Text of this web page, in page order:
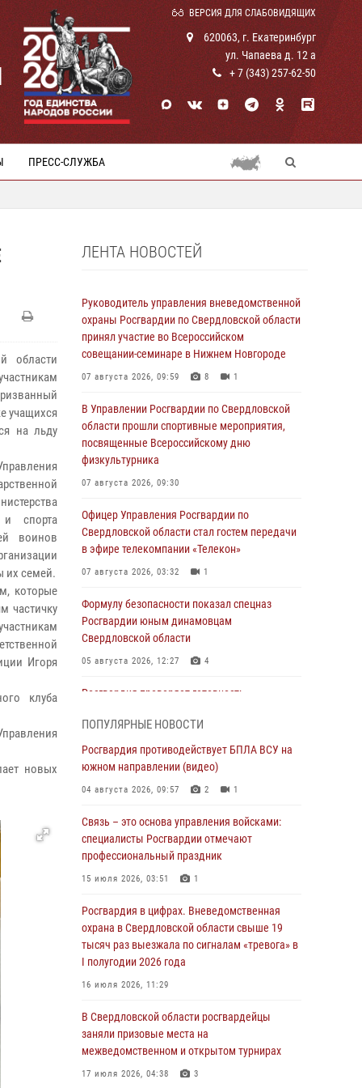
ВЕРСИЯ ДЛЯ СЛАБОВИДЯЩИХ
620063, г. Екатеринбург
ул. Чапаева д. 12 а
+ 7 (343) 257-62-50
ПРЕСС-СЛУЖБА
области
учащихся
на льду
и спорта
воинов
их семей.
которые
частичку
Игоря
клуба
новых
ЛЕНТА НОВОСТЕЙ
Руководитель управления вневедомственной
охраны Росгвардии по Свердловской области
принял участие во Всероссийском
совещании-семинаре в Нижнем Новгороде
07 августа 2026, 09:59 8 1
В Управлении Росгвардии по Свердловской
области прошли спортивные мероприятия,
посвященные Всероссийскому дню
физкультурника
07 августа 2026, 09:30
Офицер Управления Росгвардии по
Свердловской области стал гостем передачи
в эфире телекомпании «Телекон»
07 августа 2026, 03:32 1
Формулу безопасности показал спецназ
Росгвардии юным динамовцам
Свердловской области
05 августа 2026, 12:27 4
Росгвардия проверяет готовность
учебному году
05 августа 2026, 05:44 10
Росгвардия противодействует БПЛА ВСУ на
04 августа 2026, 09:57 2 1
Росгвардия приняла участие в обеспечении
безопасности Дня города в Екатеринбурге
Росгвардия приняла участие в
межведомственном антитеррористическом
учении в Свердловской области
31 июля 2026, 12:27
Росгвардия обеспечивает безопасность
граждан на южном направлении
31 июля 2026, 06:56 1
ПОПУЛЯРНЫЕ НОВОСТИ
Росгвардия противодействует БПЛА ВСУ на
южном направлении (видео)
04 августа 2026, 09:57 2 1
Связь – это основа управления войсками:
специалисты Росгвардии отмечают
профессиональный праздник
15 июля 2026, 03:51 1
Росгвардия в цифрах. Вневедомственная
охрана в Свердловской области свыше 19
тысяч раз выезжала по сигналам «тревога» в
I полугодии 2026 года
16 июля 2026, 11:29
В Свердловской области росгвардейцы
заняли призовые места на
межведомственном и открытом турнирах
17 июля 2026, 04:38 3